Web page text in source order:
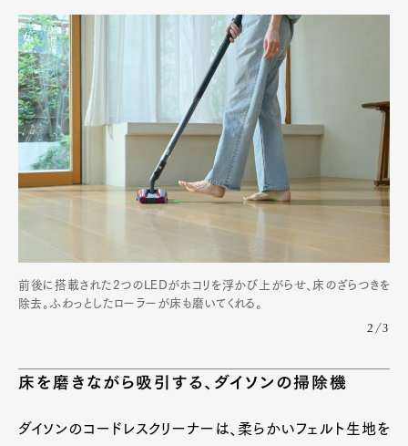
Pen international Pen tw
前後に搭載された2つのLEDがホコリを浮かび上がらせ、床のざらつきを
除去。ふわっとしたローラーが床も磨いてくれる。
2/3
床を磨きながら吸引する、ダイソンの掃除機
ダイソンのコードレスクリーナーは、柔らかいフェルト生地を